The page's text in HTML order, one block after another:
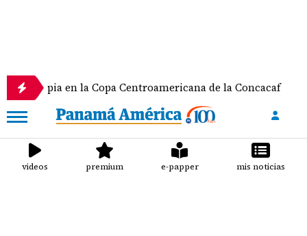
Olimpia en la Copa Centroamericana de la Concacaf
videos premium e-papper mis noticias